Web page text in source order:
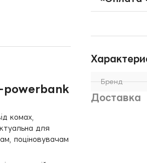
powerbank
комах,
для
поціновувачам
Бренд
Доставка